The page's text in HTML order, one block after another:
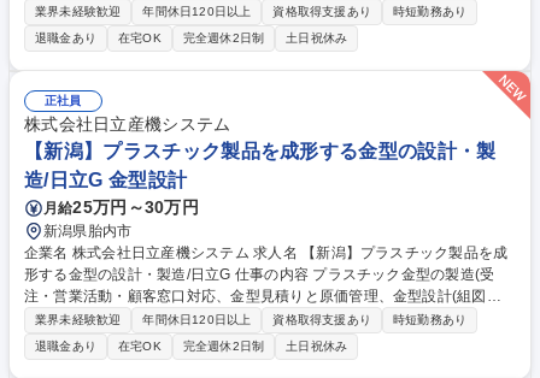
ナンス業務をお任せします。顧客先での点検・修理を通じて、安定稼働を
支えていただきます。 【具体的には】 顧客先に設置されているドライブ
製品について、保守メンテナンス対応を行っていただきます。定期点検、
故障時の修理対応、部品交換を実施し、必要に応じて更新計画の提案も行
います。入社後は先輩社員との同行からスタートし、業務を段階的に習得
していただきます。 募集職種 茨城【サービスエンジニア】日立グループ
の産業機器メーカー
業界未経験歓迎 年間休日120日以上 資格取得支援あり
時短勤務あり
退職金あり
在宅OK 完全週休2日制 土日祝休み
正社員
株式会社日立産機システム
【新潟】プラスチック製品を成形する金型の設計・製
造/日立G 金型設計
月給25万円～30万円
新潟県胎内市
企業名 株式会社日立産機システム 求人名 【新潟】プラスチック製品を成
形する金型の設計・製造/日立G 仕事の内容 プラスチック金型の製造(受
注・営業活動・顧客窓口対応、金型見積りと原価管理、金型設計(組図、
部品、部品表、仕様書の作成、2D・3Dモデリング設計)をお任せいたしま
す。 【業務内容】 ■顧客訪問し案件情報を入手、TEL・メール等で対応/顧
客仕様をもとに金型構造の構想検討し見積りを行う ■仕様、構想図、他資
業界未経験歓迎 年間休日120日以上 資格取得支援あり
時短勤務あり
退職金あり
在宅OK 完全週休2日制 土日祝休み